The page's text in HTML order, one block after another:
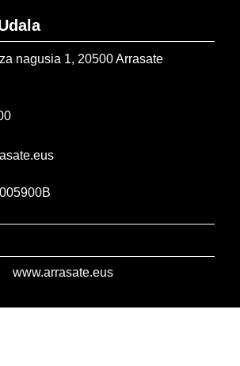
nagusia 1, 20500 Arrasate
www.arrasate.eus